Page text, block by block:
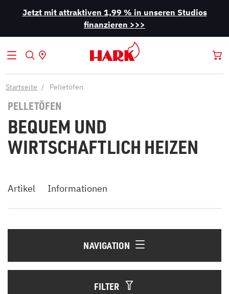
Jetzt mit attraktiven 1,99 % in unseren Studios
finanzieren >>>
Startseite Pelletöfen
PELLETÖFEN
BEQUEM UND
WIRTSCHAFTLICH HEIZEN
Artikel Informationen
NAVIGATION
FILTER